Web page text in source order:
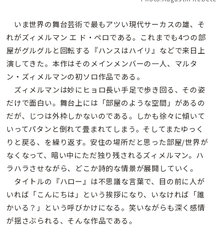
いま世界の舞台芸術で最もアツい現代サーカスの雄、そ
れがズィメルマン エ ド・ペロである。これまでも4つの部
屋がグルグルと回転する『ハンスはハイリ』などで来日上
演してきた。本作はそのメインメンバーの一人、マルタ
ン・ズィメルマンの初ソロ作品である。
ズィメルマンは妙にヒョロ長い手足で歩き回る、その姿
だけで面白い。舞台上には「部屋のような空間」があるの
だが、じつは外枠しかないのである。しかも徐々に傾いて
いってパタンと倒れて畳まれてしまう。そしてまたゆっく
りと戻る、を繰り返す。安住の場所だと思った部屋/世界が
なくなって、暗い中にただ独り残されるズィメルマン。ハ
ラハラさせながら、どこか詩的な情景が展開していく。
タイトルの『ハロー』は不思議な言葉で、目の前に人が
いれば「こんにちは」という挨拶になり、いなければ「誰
かいる？」という呼びかけになる。笑いながらも深く感情
が揺さぶられる、そんな作品である。